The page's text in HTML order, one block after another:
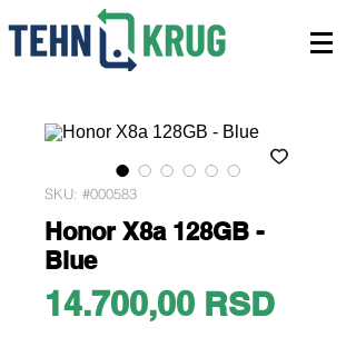
SKU: #000583
Honor X8a 128GB -
Blue
14.700,00 RSDPrice